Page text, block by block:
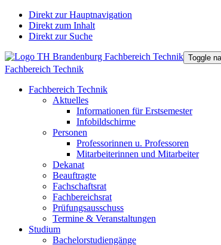
Direkt zur Hauptnavigation
Direkt zum Inhalt
Direkt zur Suche
Toggle
Fachbereich Technik
Fachbereich Technik
Aktuelles
Informationen für Erstsemester
Infobildschirme
Personen
Professorinnen u. Professoren
Mitarbeiterinnen und Mitarbeiter
Dekanat
Beauftragte
Fachschaftsrat
Fachbereichsrat
Prüfungsausschuss
Termine & Veranstaltungen
Studium
Bachelorstudiengänge